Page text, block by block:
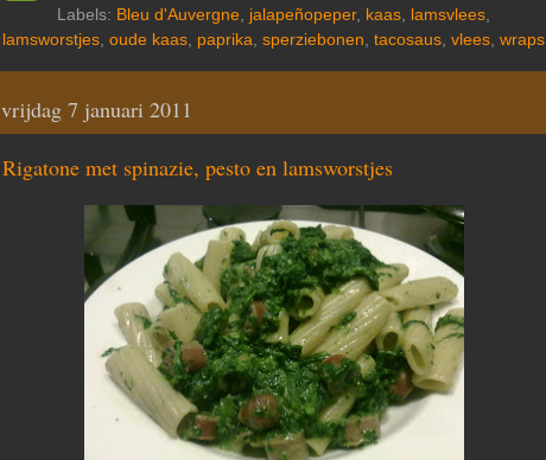
Labels: Bleu d'Auvergne, jalapeñopeper, kaas, lamsvlees,
lamsworstjes oude kaas paprika sperziebonen tacosaus vlees wraps
vrijdag 7 januari 2011
Rigatone met spinazie, pesto en lamsworstjes